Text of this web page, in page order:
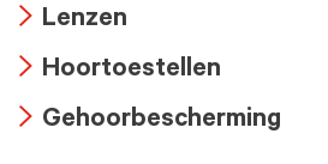
icon
icon
Lenzen
icon
Hoortoestellen
Gehoorbescherming